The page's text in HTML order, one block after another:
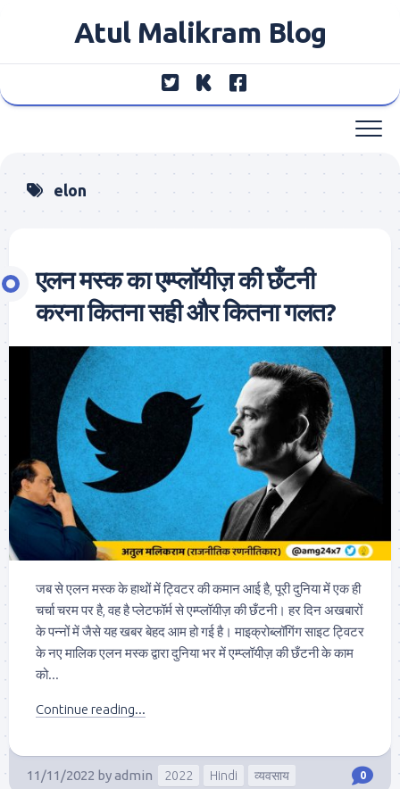
Atul Malikram Blog
elon
एलन मस्क का एम्प्लॉयीज़ की छँटनी
करना कितना सही और कितना गलत?
जब से एलन मस्क के हाथों में ट्विटर की कमान आई है, पूरी दुनिया में एक ही
चर्चा चरम पर है, वह है प्लेटफॉर्म से एम्प्लॉयीज़ की छँटनी। हर दिन अखबारों
के पन्नों में जैसे यह खबर बेहद आम हो गई है। माइक्रोब्लॉगिंग साइट ट्विटर
के नए मालिक एलन मस्क द्वारा दुनिया भर में एम्प्लॉयीज़ की छँटनी के काम
को...
Continue reading...
11/11/2022 byadmin 2022 Hindi व्यवसाय 0